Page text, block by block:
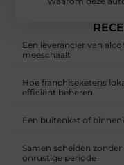
Een leverancier van
meeschaalt
Hoe franchiseketens
efficiënt beheren
Een buitenkat of
Samen scheiden
onrustige periode